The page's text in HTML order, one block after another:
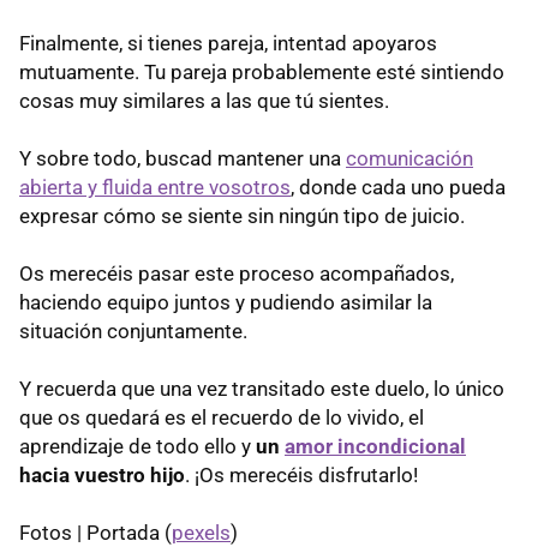
Finalmente, si tienes pareja, intentad apoyaros
mutuamente. Tu pareja probablemente esté sintiendo
cosas muy similares a las que tú sientes.
Y sobre todo, buscad mantener una comunicación
abierta y fluida entre vosotros, donde cada uno pueda
expresar cómo se siente sin ningún tipo de juicio.
Os merecéis pasar este proceso acompañados,
haciendo equipo juntos y pudiendo asimilar la
situación conjuntamente.
Y recuerda que una vez transitado este duelo, lo único
que os quedará es el recuerdo de lo vivido, el
aprendizaje de todo ello y un amor incondicional
hacia vuestro hijo. ¡Os merecéis disfrutarlo!
Fotos | Portada (pexels)